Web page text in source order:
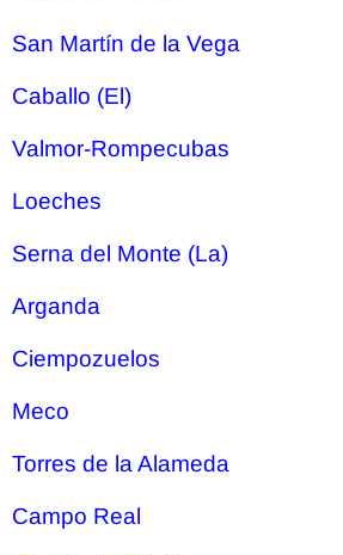
San Martín de la Vega
Caballo (El)
Valmor-Rompecubas
Loeches
Serna del Monte (La)
Arganda
Ciempozuelos
Meco
Torres de la Alameda
Campo Real